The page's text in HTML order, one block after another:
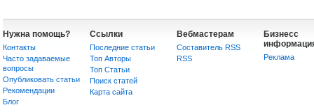
Нужна помощь?
Контакты
Часто задаваемые
вопросы
Опубликовать статьи
Рекомендации
Блог
Ссылки
Последние статьи
Топ Авторы
Топ Статьи
Поиск статей
Карта сайта
Вебмастерам
Составитель RSS
RSS
Бизнесс
Реклама